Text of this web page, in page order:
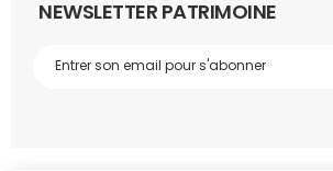
NEWSLETTER PATRIMOINE